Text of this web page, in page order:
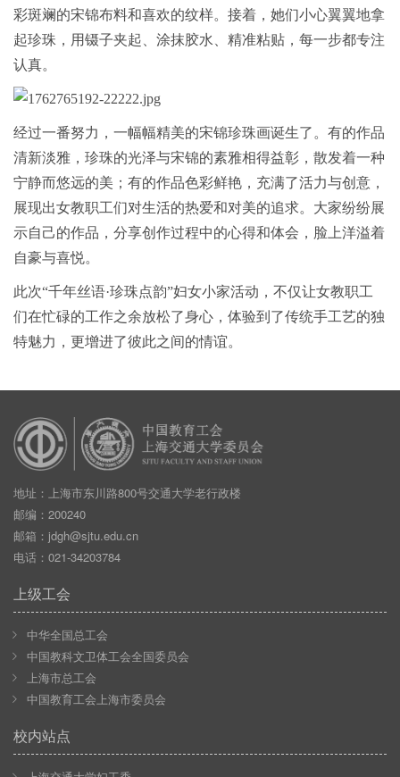
彩斑斓的宋锦布料和喜欢的纹样。接着，她们小心翼翼地拿
起珍珠，用镊子夹起、涂抹胶水、精准粘贴，每一步都专注
认真。
经过一番努力，一幅幅精美的宋锦珍珠画诞生了。有的作品
清新淡雅，珍珠的光泽与宋锦的素雅相得益彰，散发着一种
宁静而悠远的美；有的作品色彩鲜艳，充满了活力与创意，
展现出女教职工们对生活的热爱和对美的追求。大家纷纷展
示自己的作品，分享创作过程中的心得和体会，脸上洋溢着
自豪与喜悦。
此次“千年丝语·珍珠点韵”妇女小家活动，不仅让女教职工
们在忙碌的工作之余放松了身心，体验到了传统手工艺的独
特魅力，更增进了彼此之间的情谊。
地址：上海市东川路800号交通大学老行政楼
邮编：200240
邮箱： jdgh@sjtu.edu.cn
电话：021-34203784
上级工会
中华全国总工会
中国教科文卫体工会全国委员会
上海市总工会
中国教育工会上海市委员会
校内站点